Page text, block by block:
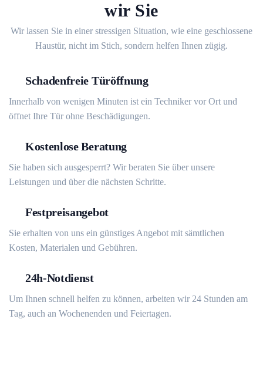
wir Sie
Wir lassen Sie in einer stressigen Situation, wie eine geschlossene
Haustür, nicht im Stich, sondern helfen Ihnen zügig.
Schadenfreie Türöffnung
Innerhalb von wenigen Minuten ist ein Techniker vor Ort und
öffnet Ihre Tür ohne Beschädigungen.
Kostenlose Beratung
Sie haben sich ausgesperrt? Wir beraten Sie über unsere
Leistungen und über die nächsten Schritte.
Festpreisangebot
Sie erhalten von uns ein günstiges Angebot mit sämtlichen
Kosten, Materialen und Gebühren.
24h-Notdienst
Um Ihnen schnell helfen zu können, arbeiten wir 24 Stunden am
Tag, auch an Wochenenden und Feiertagen.